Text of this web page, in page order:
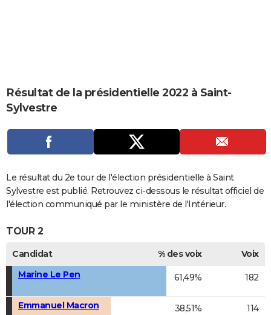
CARTE DE VOEUX
Carte de Noël
Carte Bonne année
Carte Saint-Valentin
Carte Pâques
Carte d'anniversaire
DICTIONNAIRE
Dictionnaire
Biographies
Expressions
Proverbes
PROGRAMME TV
S'inscrire
Se connecter
Lycées
Collèges
Primaires
Universités
Entreprises
Service militaire
Avis de recherche
AVIS DE DÉCÈS
Bricolage
Lifestyle
Culture
Sport
Auto
Television
Voyage
Cinema
Résultat de la présidentielle 2022 à Saint-
Sylvestre
Le résultat du 2e tour de l'élection présidentielle à Saint
Sylvestre est publié. Retrouvez ci-dessous le résultat officiel de
l'élection communiqué par le ministère de l'Intérieur.
TOUR 2
Candidat % des voix
Voix
Marine Le Pen
61,49% 182
Emmanuel Macron 38,51% 114